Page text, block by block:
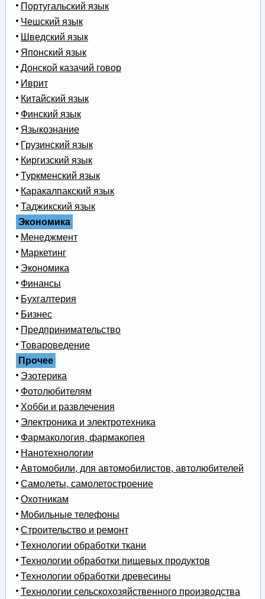
Португальский язык
Чешский язык
Шведский язык
Японский язык
Донской казачий говор
Иврит
Китайский язык
Финский язык
Языкознание
Грузинский язык
Киргизский язык
Туркменский язык
Каракалпакский язык
Таджикский язык
Экономика
Менеджмент
Маркетинг
Экономика
Финансы
Бухгалтерия
Бизнес
Предпринимательство
Товароведение
Прочее
Эзотерика
Фотолюбителям
Хобби и развлечения
Электроника и электротехника
Фармакология, фармакопея
Нанотехнологии
Автомобили, для автомобилистов, автолюбителей
Самолеты, самолетостроение
Охотникам
Мобильные телефоны
Строительство и ремонт
Технологии обработки ткани
Технологии обработки пищевых продуктов
Технологии обработки древесины
Технологии сельскохозяйственного производства